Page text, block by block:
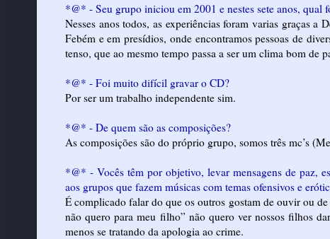
*@* - Seu grupo iniciou em 2001 e nestes sete anos, qual
Nesses anos todos, as experiências foram varias graças a
Febém e em presídios, onde encontramos pessoas de
tenso, que ao mesmo tempo passa a ser um clima bom de
*@* - Foi muito difícil gravar o CD?
Por ser um trabalho independente sim.
*@* - De quem são as composições?
As composições são do próprio grupo, somos três mc’s
*@* - Vocês têm por objetivo, levar mensagens de paz,
aos grupos que fazem músicas com temas ofensivos e
É complicado falar do que os outros gostam de ouvir ou
não quero para meu filho” não quero ver nossos filhos
menos se tratando da apologia ao crime.